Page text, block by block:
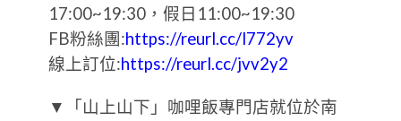
17:00~19:30，假日11:00~19:30
FB粉絲團:https://reurl.cc/l772yv
線上訂位:https://reurl.cc/jvv2y2
▼「山上山下」咖哩飯專門店就位於南